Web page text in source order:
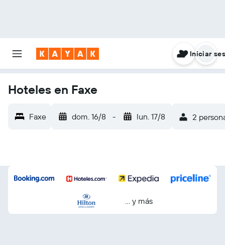
Iniciar
Hoteles en Faxe
Faxe dom. 16/8 - lun. 17/8 2
… y más